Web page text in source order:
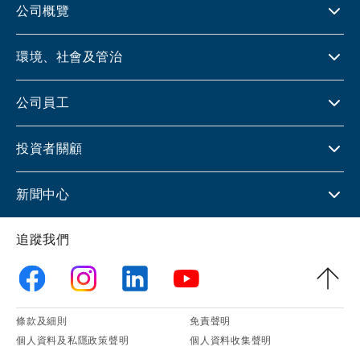
公司概覽
環境、社會及管治
公司員工
投資者關顧
新聞中心
追蹤我們
條款及細則
免責聲明
個人資料及私隱政策聲明
個人資料收集聲明